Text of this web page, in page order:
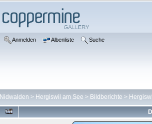
Anmelden Albenliste Suche
Nidwalden > Hergiswil am See > Bildberichte >